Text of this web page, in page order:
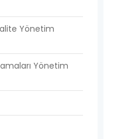
Yönetim
Yönetim